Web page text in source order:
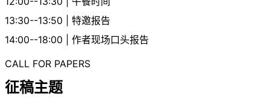
13:30--13:50 | 特邀报告
14:00--18:00 | 作者现场口头报告
CALL FOR PAPERS
征稿主题